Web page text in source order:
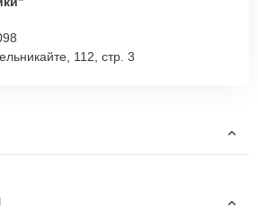
112, стр. 3